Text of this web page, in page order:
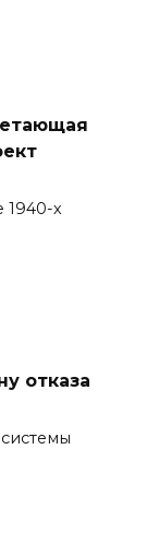
1940-х
отказа